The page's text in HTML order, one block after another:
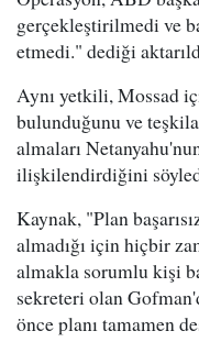
gerçekleştirilmedi ve
etmedi." dediği
Aynı yetkili, Mossad
bulunduğunu ve
almaları
ilişkilendirdiğini
Kaynak, "Plan
almadığı için hiçbir
almakla sorumlu kişi
sekreteri olan
önce planı tamamen